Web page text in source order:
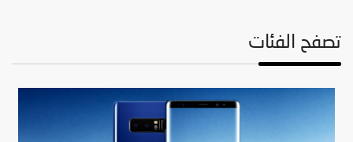
تصفح الفئات